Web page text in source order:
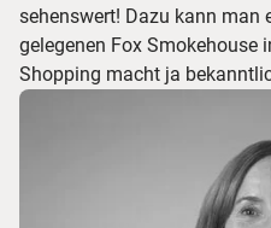
sehenswert! Dazu kann man
gelegenen Fox Smokehouse
Shopping macht ja